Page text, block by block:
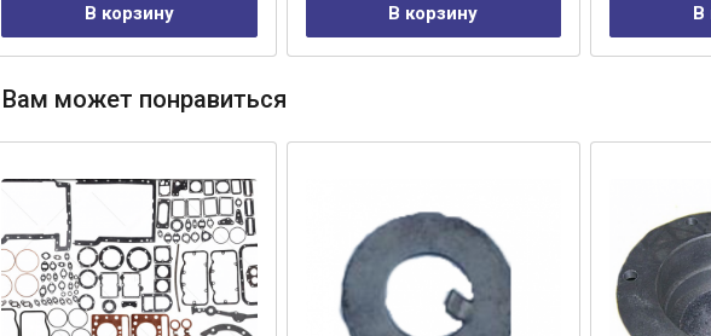
В корзину В корзину В
Вам может понравиться